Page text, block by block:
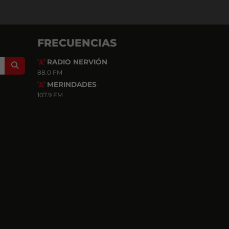
Search
FRECUENCIAS
RADIO NERVIÓN
88.0 FM
MERINDADES
107.9 FM